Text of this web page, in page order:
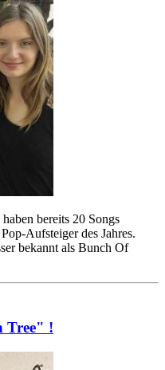
bereits 20 Songs
Aufsteiger des Jahres.
bekannt als Bunch Of
Tree" !